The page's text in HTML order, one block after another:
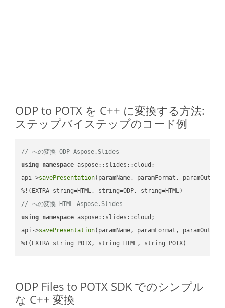
ODP to POTX を C++ に変換する方法:
ステップバイステップのコード例
// への変換 ODP Aspose.Slides
using namespace aspose::slides::cloud;
api->savePresentation(paramName, paramFormat,
// への変換 HTML Aspose.Slides
using namespace aspose::slides::cloud;
api->savePresentation(paramName, paramFormat,
%!(EXTRA string=POTX, string=HTML, string=POTX)
ODP Files to POTX SDK でのシンプル
な C++ 変換